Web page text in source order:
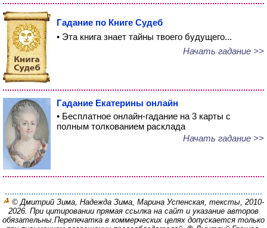
Гадание по Книге Судеб
• Эта книга знает тайны твоего будущего...
Начать гадание >>
Гадание Екатерины онлайн
• Бесплатное онлайн-гадание на 3 карты с
полным толкованием расклада
Начать гадание >>
© Дмитрий Зима, Надежда Зима, Марина Успенская, тексты, 2010-
2026. При цитировании прямая ссылка на сайт и указание авторов
обязательны.Перепечатка в коммерческих целях допускается только